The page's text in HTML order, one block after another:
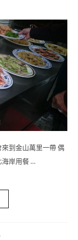
到金山萬里一帶 偶
海岸用餐 …